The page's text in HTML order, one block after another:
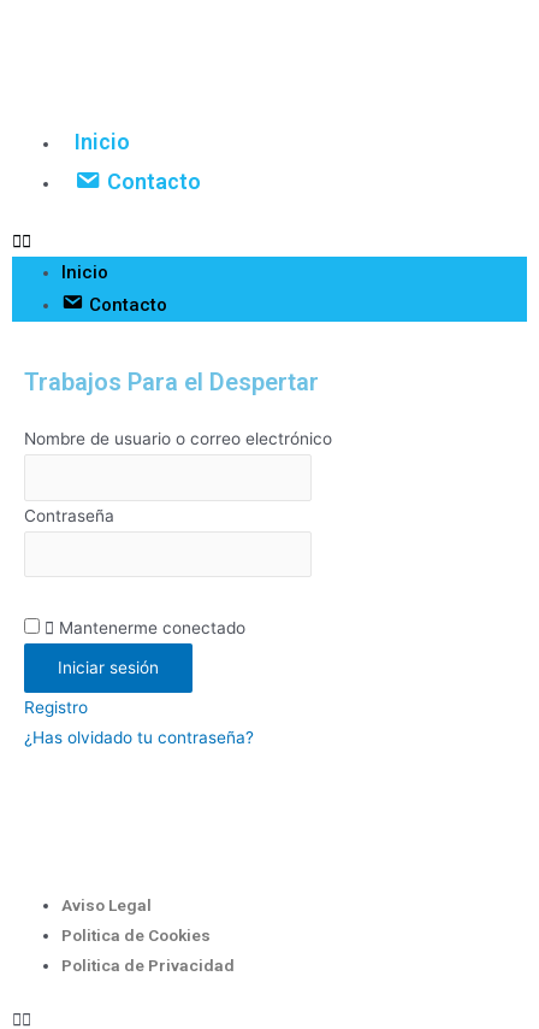
Inicio
Contacto
Inicio
Contacto
Trabajos Para el Despertar
Nombre de usuario o correo electrónico
Contraseña
Mantenerme conectado
Registro
¿Has olvidado tu contraseña?
Aviso Legal
Politica de Cookies
Politica de Privacidad